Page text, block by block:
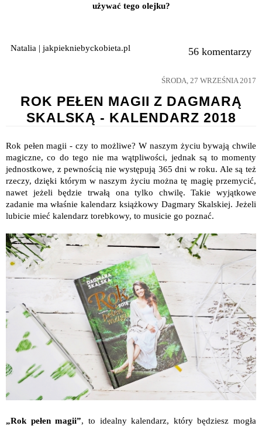
używać tego olejku?
Natalia | jakpiekniebyckobieta.pl 56 komentarzy
ŚRODA, 27 WRZEŚNIA 2017
ROK PEŁEN MAGII Z DAGMARĄ
SKALSKĄ - KALENDARZ 2018
Rok pełen magii - czy to możliwe? W naszym życiu bywają chwile
magiczne, co do tego nie ma wątpliwości, jednak są to momenty
jednostkowe, z pewnością nie występują 365 dni w roku. Ale są też
rzeczy, dzięki którym w naszym życiu można tę magię przemycić,
nawet jeżeli będzie trwałą ona tylko chwilę. Takie wyjątkowe
zadanie ma właśnie kalendarz książkowy Dagmary Skalskiej. Jeżeli
lubicie mieć kalendarz torebkowy, to musicie go poznać.
„Rok pełen magii”, to idealny kalendarz, który będziesz mogła